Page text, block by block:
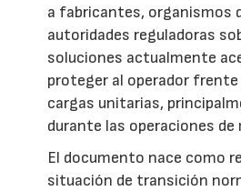
a fabricantes, organismos
autoridades reguladoras
soluciones actualmente
proteger al operador frente
cargas unitarias,
durante las operaciones de
El documento nace como
situación de transición